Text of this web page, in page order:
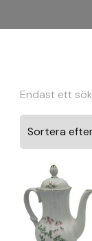
Endast ett